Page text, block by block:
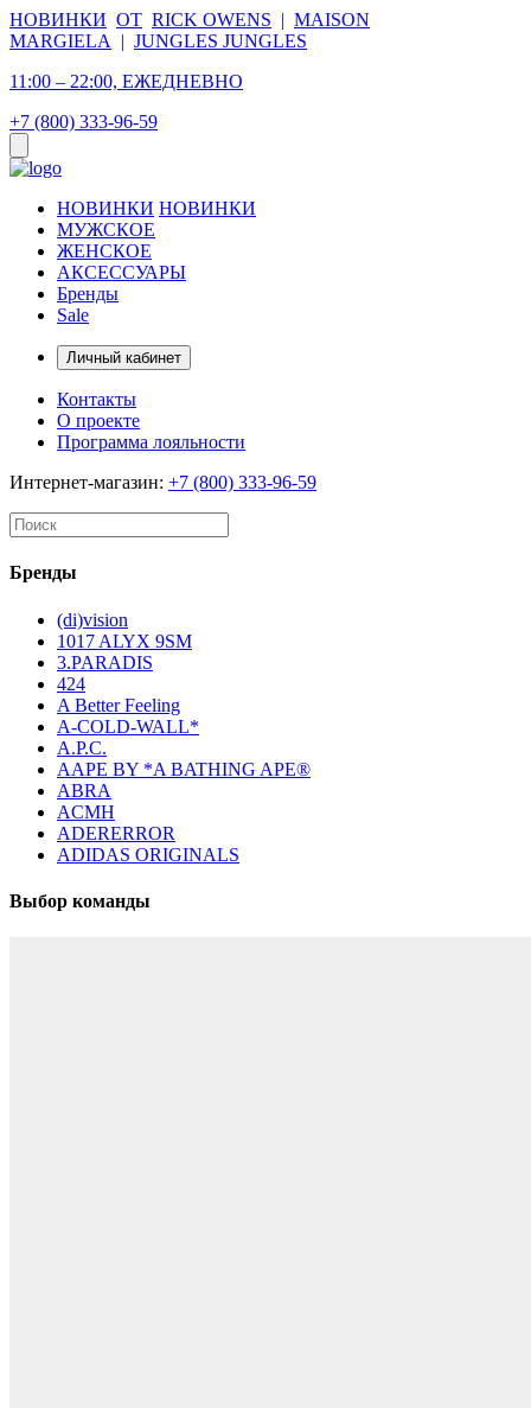
НОВИНКИ ОТ RICK OWENS | MAISON
MARGIELA
| JUNGLES JUNGLES
11:00 – 22:00, ЕЖЕДНЕВНО
+7 (800) 333-96-59
НОВИНКИ НОВИНКИ
МУЖСКОЕ
ЖЕНСКОЕ
АКСЕССУАРЫ
Бренды
Sale
Личный кабинет
Контакты
О проекте
Программа лояльности
Интернет-магазин: +7 (800) 333-96-59
Бренды
(di)vision
1017 ALYX 9SM
3.PARADIS
424
A Better Feeling
A-COLD-WALL*
A.P.C.
AAPE BY *A BATHING APE®
ABRA
ACMH
ADERERROR
ADIDAS ORIGINALS
Выбор команды